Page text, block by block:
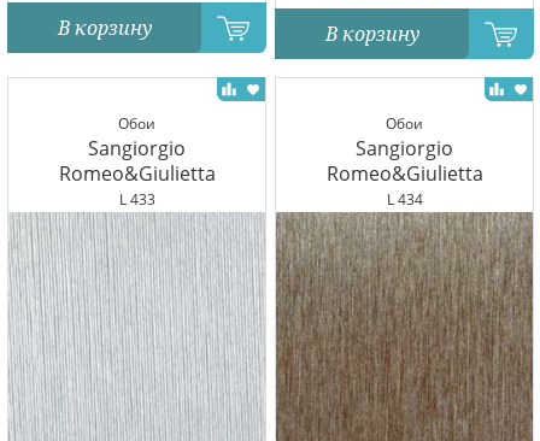
В корзину В корзину
Обои
Sangiorgio
Romeo&Giulietta
L 433
Обои
Sangiorgio
Romeo&Giulietta
L 434